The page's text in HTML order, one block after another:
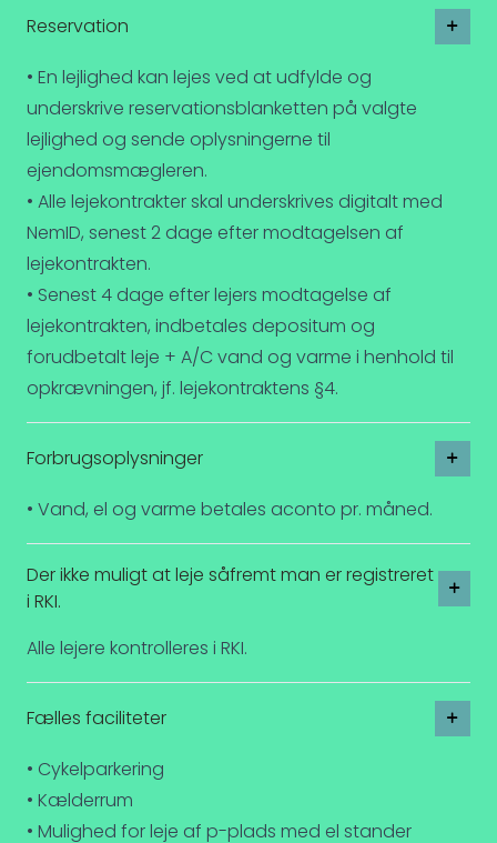
Reservation
• En lejlighed kan lejes ved at udfylde og
underskrive reservationsblanketten på valgte
lejlighed og sende oplysningerne til
ejendomsmægleren.
• Alle lejekontrakter skal underskrives digitalt med
NemID, senest 2 dage efter modtagelsen af
lejekontrakten.
• Senest 4 dage efter lejers modtagelse af
lejekontrakten, indbetales depositum og
forudbetalt leje + A/C vand og varme i henhold til
opkrævningen, jf. lejekontraktens §4.
Forbrugsoplysninger
• Vand, el og varme betales aconto pr. måned.
Der ikke muligt at leje såfremt man er registreret
i RKI.
Alle lejere kontrolleres i RKI.
Fælles faciliteter
• Cykelparkering
• Kælderrum
• Mulighed for leje af p-plads med el stander